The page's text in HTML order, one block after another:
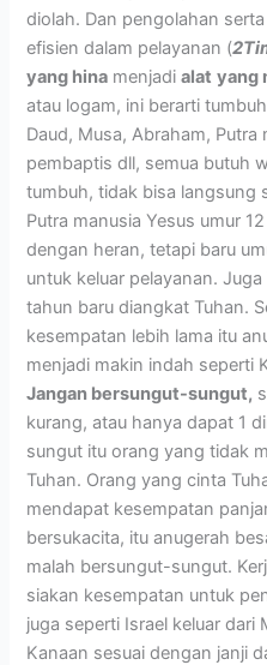
diolah. Dan pengolahan
efisien dalam pelayanan (
yang hina menjadialat yang
atau logam, ini berarti
Daud, Musa, Abraham, Putra
pembaptis dll, semua butuh
tumbuh, tidak bisa langsung
Putra manusia Yesus umur
dengan heran, tetapi baru
untuk keluar pelayanan.
tahun baru diangkat Tuhan.
kesempatan lebih lama itu
menjadi makin indah seperti
Jangan bersungut-sungut,
kurang, atau hanya dapat 1
sungut itu orang yang tidak
Tuhan. Orang yang cinta
mendapat kesempatan
bersukacita, itu anugerah
malah bersungut-sungut.
siakan kesempatan untuk
juga seperti Israel keluar dari
Kanaan sesuai dengan janji